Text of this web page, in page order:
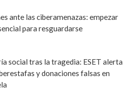
ante las ciberamenazas: empezar
para resguardarse
social tras la tragedia: ESET alerta
y donaciones falsas en